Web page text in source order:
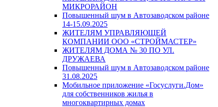
МИКРОРАЙОН
Повышенный шум в Автозаводском районе
14-15.09.2025
ЖИТЕЛЯМ УПРАВЛЯЮЩЕЙ
КОМПАНИИ ООО «СТРОЙМАСТЕР»
ЖИТЕЛЯМ ДОМА № 30 ПО УЛ.
ДРУЖАЕВА
Повышенный шум в Автозаводском районе
31.08.2025
Мобильное приложение «Госуслуги.Дом»
для собственников жилья в
многоквартирных домах